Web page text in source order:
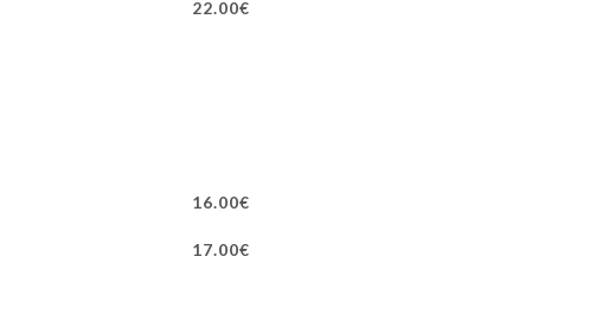
22.00€
16.00€
17.00€